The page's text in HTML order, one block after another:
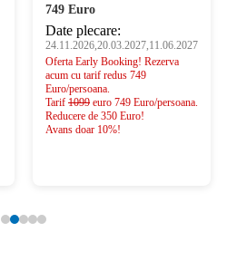
749 Euro
Date plecare:
24.11.2026,20.03.2027,11.06.2027
Oferta Early Booking! Rezerva
acum cu tarif redus 749
Euro/persoana.
Tarif 1099 euro 749 Euro/persoana.
Reducere de 350 Euro!
Avans doar 10%!